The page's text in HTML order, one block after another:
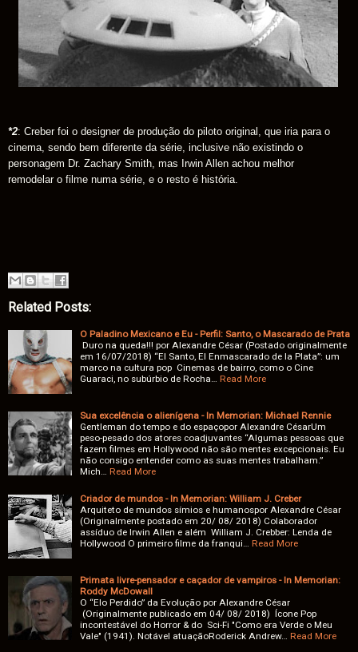
*2: Creber foi o designer de produção do piloto original, que iria para o
cinema, sendo bem diferente da série, inclusive não existindo o
personagem Dr. Zachary Smith, mas Irwin Allen achou melhor
remodelar o filme numa série, e o resto é história.
Related Posts:
O Paladino Mexicano e Eu - Perfil: Santo, o Mascarado de Prata
Duro na queda!!! por Alexandre César (Postado originalmente
em 16/07/2018) “El Santo, El Enmascarado de la Plata”: um
marco na cultura pop Cinemas de bairro, como o Cine
Guaraci, no subúrbio de Rocha… Read More
Sua excelência o alienígena - In Memorian: Michael Rennie
Gentleman do tempo e do espaçopor Alexandre CésarUm
peso-pesado dos atores coadjuvantes “Algumas pessoas que
fazem filmes em Hollywood não são mentes excepcionais. Eu
não consigo entender como as suas mentes trabalham.”
Mich… Read More
Criador de mundos - In Memorian: William J. Creber
Arquiteto de mundos símios e humanospor Alexandre César
(Originalmente postado em 20/ 08/ 2018) Colaborador
assíduo de Irwin Allen e além William J. Crebber: Lenda de
Hollywood O primeiro filme da franqui… Read More
Primata livre-pensador e caçador de vampiros - In Memorian:
Roddy McDowall
O “Elo Perdido” da Evolução por Alexandre César
(Originalmente publicado em 04/ 08/ 2018) Ícone Pop
incontestável do Horror & do Sci-Fi "Como era Verde o Meu
Vale" (1941). Notável atuaçãoRoderick Andrew… Read More